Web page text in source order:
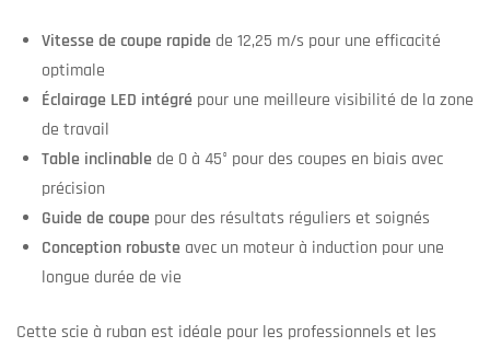
Vitesse de coupe rapide de 12,25 m/s pour une efficacité
optimale
Éclairage LED intégré pour une meilleure visibilité de la zone
de travail
Table inclinable de 0 à 45° pour des coupes en biais avec
précision
Guide de coupe pour des résultats réguliers et soignés
Conception robuste avec un moteur à induction pour une
longue durée de vie
Cette scie à ruban est idéale pour les professionnels et les